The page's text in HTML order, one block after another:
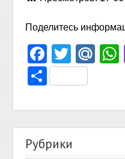
Поделитесь
Рубрики